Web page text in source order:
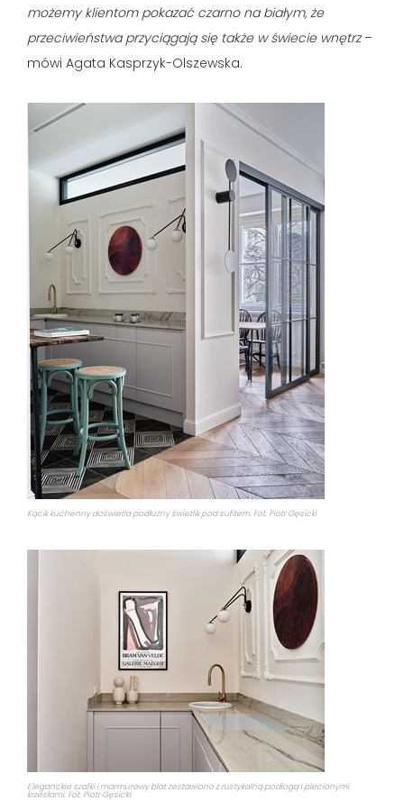
możemy klientom pokazać czarno na białym, że
przeciwieństwa przyciągają się także w świecie wnętrz–
mówi Agata Kasprzyk-Olszewska.
Kącik kuchenny doświetla podłużny świetlik pod sufitem. Fot. Piotr Gęsicki
Eleganckie szafki i marmurowy blat zestawiono z rustykalną podłogą i plecionymi
krzesłami. Fot. Piotr Gęsicki